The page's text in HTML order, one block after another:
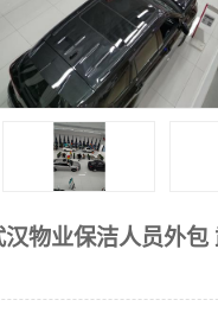
物业保洁人员外包